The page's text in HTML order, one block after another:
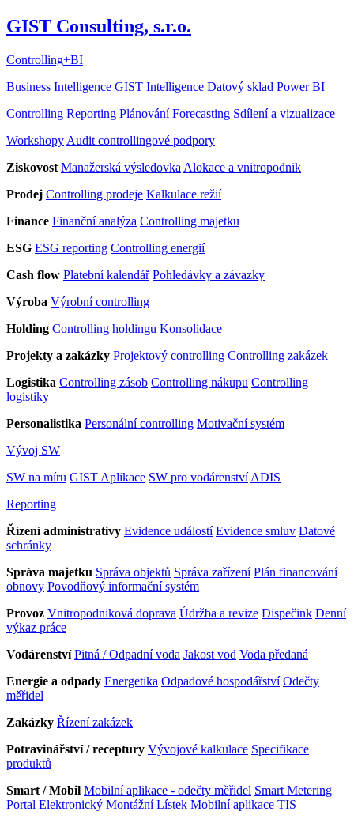
GIST Consulting, s.r.o.
Controlling+BI
Business Intelligence GIST Intelligence Datový sklad Power BI
Controlling Reporting Plánování Forecasting Sdílení a vizualizace
Workshopy Audit controllingové podpory
Ziskovost Manažerská výsledovka Alokace a vnitropodnik
Prodej Controlling prodeje Kalkulace režií
Finance Finanční analýza Controlling majetku
ESG ESG reporting Controlling energií
Cash flow Platební kalendář Pohledávky a závazky
Výroba Výrobní controlling
Holding Controlling holdingu Konsolidace
Projekty a zakázky Projektový controlling Controlling zakázek
Logistika Controlling zásob Controlling nákupu Controlling
logistiky
Personalistika Personální controlling Motivační systém
Vývoj SW
SW na míru GIST Aplikace SW pro vodárenství ADIS
Reporting
Řízení administrativy Evidence událostí Evidence smluv Datové
schránky
Správa majetku Správa objektů Správa zařízení Plán financování
obnovy Povodňový informační systém
Provoz Vnitropodniková doprava Údržba a revize Dispečink Denní
výkaz práce
Vodárenství Pitná / Odpadní voda Jakost vod Voda předaná
Energie a odpady Energetika Odpadové hospodářství Odečty
měřidel
Zakázky Řízení zakázek
Potravinářství / receptury Vývojové kalkulace Specifikace
produktů
Smart / Mobil Mobilní aplikace - odečty měřidel Smart Metering
Portal Elektronický Montážní Lístek Mobilní aplikace TIS